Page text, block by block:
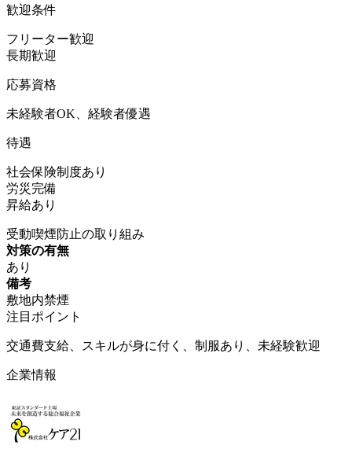
歓迎条件
フリーター歓迎
長期歓迎
応募資格
未経験者OK、経験者優遇
待遇
社会保険制度あり
労災完備
昇給あり
受動喫煙防止の取り組み
対策の有無
あり
備考
敷地内禁煙
注目ポイント
交通費支給、スキルが身に付く、制服あり、未経験歓迎
企業情報